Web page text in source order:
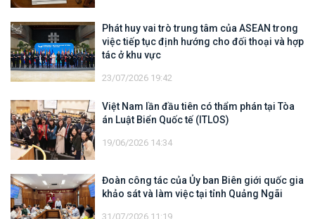
Phát huy vai trò trung tâm của ASEAN trong
việc tiếp tục định hướng cho đối thoại và hợp
tác ở khu vực
23/07/2026 19:42
Việt Nam lần đầu tiên có thẩm phán tại Tòa
án Luật Biển Quốc tế (ITLOS)
19/06/2026 14:34
Đoàn công tác của Ủy ban Biên giới quốc gia
khảo sát và làm việc tại tỉnh Quảng Ngãi
31/07/2026 11:19